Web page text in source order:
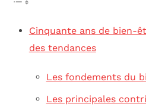
Cinquante ans de bien-
des tendances
Les fondements du
Les principales